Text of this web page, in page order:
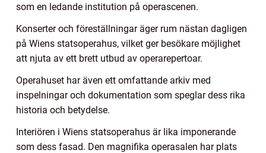
som en ledande institution på operascenen.
Konserter och föreställningar äger rum nästan dagligen
på Wiens statsoperahus, vilket ger besökare möjlighet
att njuta av ett brett utbud av operarepertoar.
Operahuset har även ett omfattande arkiv med
inspelningar och dokumentation som speglar dess rika
historia och betydelse.
Interiören i Wiens statsoperahus är lika imponerande
som dess fasad. Den magnifika operasalen har plats